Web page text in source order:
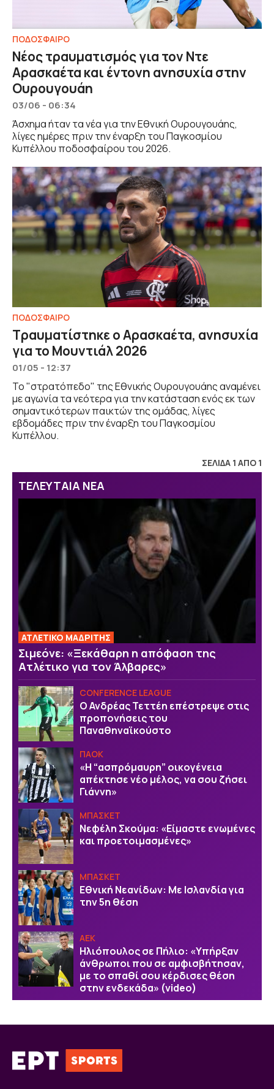
ΠΟΔΟΣΦΑΙΡΟ
Νέος τραυματισμός για τον Ντε
Αρασκαέτα και έντονη ανησυχία στην
Ουρουγουάη
03/06 - 06:34
Άσχημα ήταν τα νέα για την Εθνική Ουρουγουάης,
λίγες ημέρες πριν την έναρξη του Παγκοσμίου
Κυπέλλου ποδοσφαίρου του 2026.
ΠΟΔΟΣΦΑΙΡΟ
Τραυματίστηκε ο Αρασκαέτα, ανησυχία
για το Μουντιάλ 2026
01/05 - 12:37
Το "στρατόπεδο" της Εθνικής Ουρουγουάης αναμένει
με αγωνία τα νεότερα για την κατάσταση ενός εκ των
σημαντικότερων παικτών της ομάδας, λίγες
εβδομάδες πριν την έναρξη του Παγκοσμίου
Κυπέλλου.
ΣΕΛΙΔΑ 1 ΑΠΟ 1
ΤΕΛΕΥΤΑΙΑ ΝΕΑ
ΑΤΛΕΤΙΚΟ ΜΑΔΡΙΤΗΣ
Σιμεόνε: «Ξεκάθαρη η απόφαση της
Ατλέτικο για τον Άλβαρες»
CONFERENCE LEAGUE
Ο Ανδρέας Τεττέη επέστρεψε στις
προπονήσεις του
Παναθηναϊκούστο
ΠΑΟΚ
«Η “ασπρόμαυρη” οικογένεια
απέκτησε νέο μέλος, να σου ζήσει
Γιάννη»
ΜΠΑΣΚΕΤ
Νεφέλη Σκούμα: «Είμαστε ενωμένες
και προετοιμασμένες»
ΜΠΑΣΚΕΤ
Εθνική Νεανίδων: Με Ισλανδία για
την 5η θέση
ΑΕΚ
Ηλιόπουλος σε Πήλιο: «Υπήρξαν
άνθρωποι που σε αμφισβήτησαν,
με το σπαθί σου κέρδισες θέση
στην ενδεκάδα» (video)